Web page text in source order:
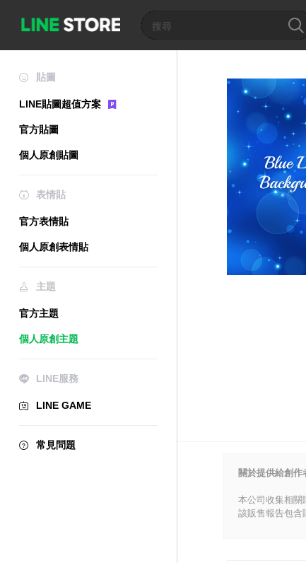
貼圖
LINE貼圖超值方案
官方貼圖
個人原創貼圖
表情貼
官方表情貼
個人原創表情貼
主題
官方主題
個人原創主題
LINE服務
LINE GAME
常見問題
關於提供給創作
本公司收集相關
該販售報告包含